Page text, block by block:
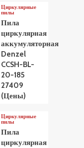
Циркулярные
пилы
Пила
циркулярная
аккумуляторная
Denzel
CCSH-BL-
20-185
27409
(Цены)
Циркулярные
пилы
Пила
циркулярная